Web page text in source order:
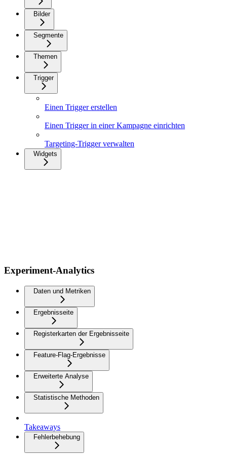
Bilder
Segmente
Themen
Trigger
Einen Trigger erstellen
Einen Trigger in einer Kampagne einrichten
Targeting-Trigger verwalten
Widgets
Experiment-Analytics
Daten und Metriken
Ergebnisseite
Registerkarten der Ergebnisseite
Feature-Flag-Ergebnisse
Erweiterte Analyse
Statistische Methoden
Takeaways
Fehlerbehebung